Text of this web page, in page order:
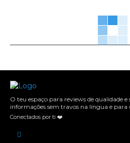
O teu espaço para reviews de qualidade e
informações sem travos na língua e
Conectados por ti ❤️